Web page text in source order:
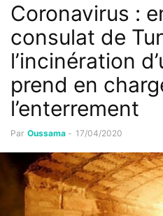
Coronavirus :
consulat de
l’incinération
prend en
l’enterrement
Par Oussama - 17/04/2020